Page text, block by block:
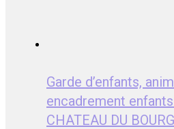
Garde d’enfants,
encadrement
CHATEAU DU